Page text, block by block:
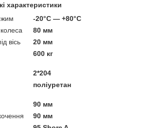
характеристики
-20°C — +80°C
80 мм
вісь
20 мм
600 кг
2*204
поліуретан
90 мм
90 мм